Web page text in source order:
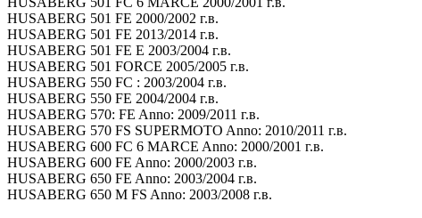
HUSABERG 501 FE 2000/2002 г.в.
HUSABERG 501 FE 2013/2014 г.в.
HUSABERG 501 FE E 2003/2004 г.в.
HUSABERG 501 FORCE 2005/2005 г.в.
HUSABERG 550 FC : 2003/2004 г.в.
HUSABERG 550 FE 2004/2004 г.в.
HUSABERG 570: FE Anno: 2009/2011 г.в.
HUSABERG 570 FS SUPERMOTO Anno: 2010/2011 г.в.
HUSABERG 600 FC 6 MARCE Anno: 2000/2001 г.в.
HUSABERG 600 FE Anno: 2000/2003 г.в.
HUSABERG 650 FE Anno: 2003/2004 г.в.
HUSABERG 650 M FS Anno: 2003/2008 г.в.